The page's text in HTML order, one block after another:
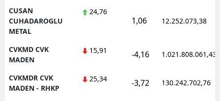
CUSAN
CUHADAROGLU
METAL
24,76
1,06 12.252.073,38
CVKMD CVK
MADEN
15,91 -4,16 1.021.808.061,43
CVKMDR CVK
MADEN - RHKP
25,34 -3,72 130.242.702,76